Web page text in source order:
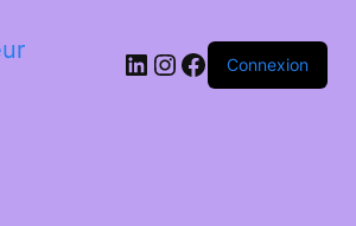
LinkedIn
Instagram
Facebook
Connexion